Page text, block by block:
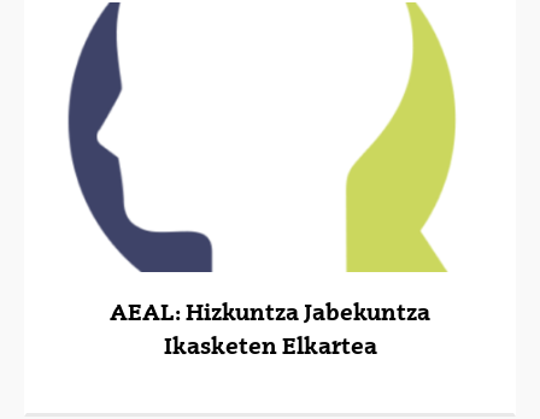
AEAL: Hizkuntza Jabekuntza
Ikasketen Elkartea